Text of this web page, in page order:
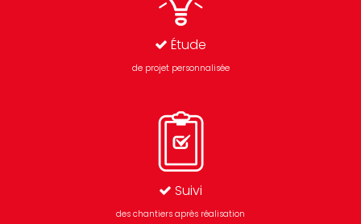
Étude
de projet personnalisée
Suivi
des chantiers après réalisation